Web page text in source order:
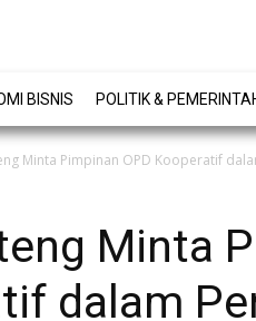
BISNIS POLITIK &
Minta Pimpinan OPD Kooperatif
Minta
dalam